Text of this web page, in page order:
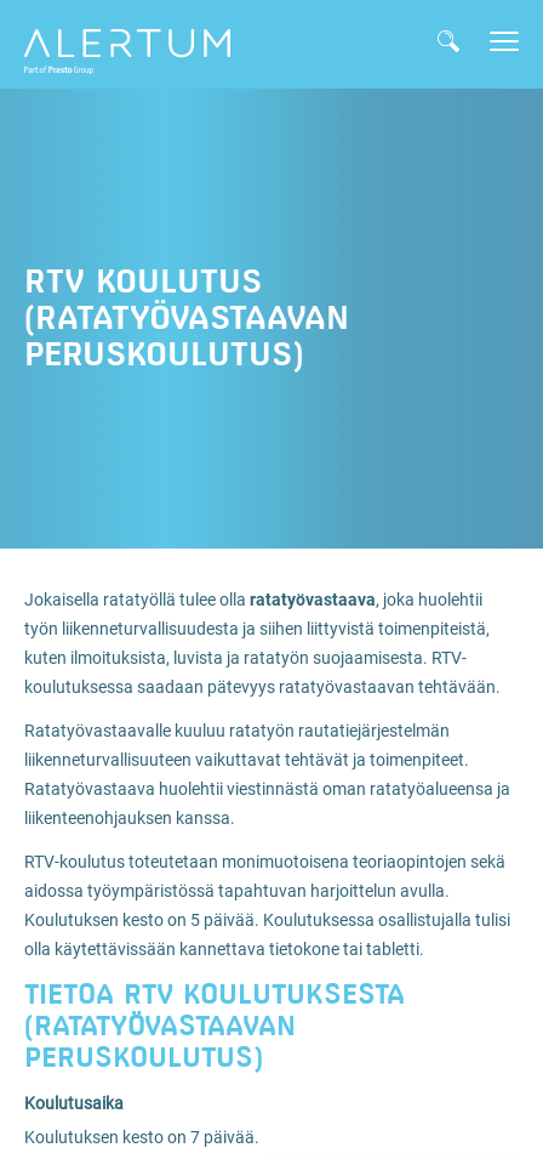
RTV KOULUTUS
(RATATYÖVASTAAVAN
PERUSKOULUTUS)
Jokaisella ratatyöllä tulee olla ratatyövastaava, joka huolehtii
työn liikenneturvallisuudesta ja siihen liittyvistä toimenpiteistä,
kuten ilmoituksista, luvista ja ratatyön suojaamisesta. RTV-
koulutuksessa saadaan pätevyys ratatyövastaavan tehtävään.
Ratatyövastaavalle kuuluu ratatyön rautatiejärjestelmän
liikenneturvallisuuteen vaikuttavat tehtävät ja toimenpiteet.
Ratatyövastaava huolehtii viestinnästä oman ratatyöalueensa ja
liikenteenohjauksen kanssa.
RTV-koulutus toteutetaan monimuotoisena teoriaopintojen sekä
aidossa työympäristössä tapahtuvan harjoittelun avulla.
Koulutuksen kesto on 5 päivää. Koulutuksessa osallistujalla tulisi
olla käytettävissään kannettava tietokone tai tabletti.
TIETOA RTV KOULUTUKSESTA
(RATATYÖVASTAAVAN
PERUSKOULUTUS)
Koulutusaika
Koulutuksen kesto on 7 päivää.